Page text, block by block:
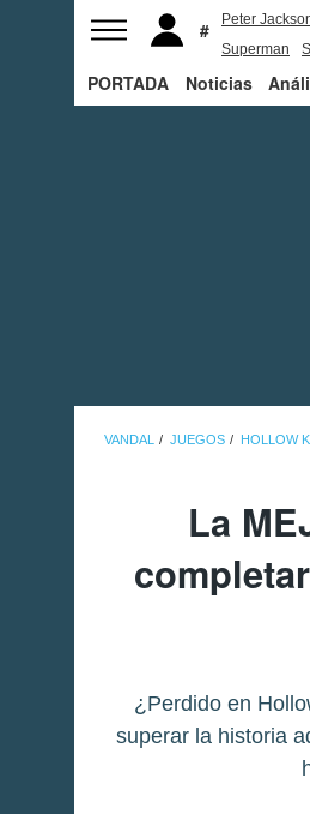
Peter
Superman
PORTADA Noticias
VANDAL JUEGOS HOLLOW
La
¿Perdido en
superar la historia